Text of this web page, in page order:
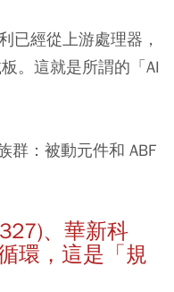
已經從上游處理器，
。這就是所謂的「AI
群：被動元件和 ABF
、華新科
環，這是「規